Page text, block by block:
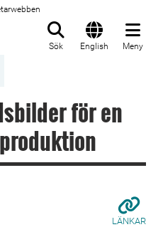
Sök English Meny
för en
LÄNKAR